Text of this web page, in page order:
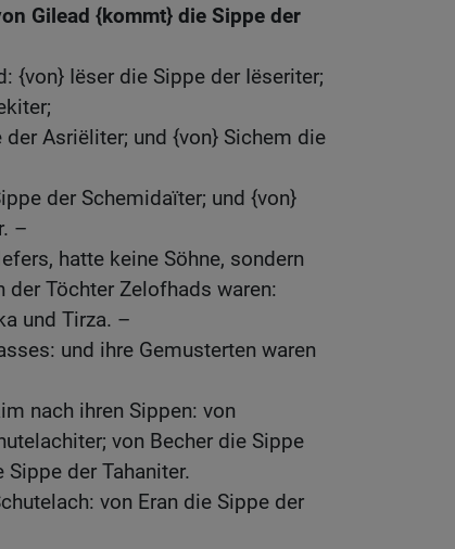
Gilead {kommt} die Sippe der
{von} Iëser die Sippe der Iëseriter;
Asriëliter; und {von} Sichem die
der Schemidaïter; und {von}
–
hatte keine Söhne, sondern
der Töchter Zelofhads waren:
und Tirza. –
und ihre Gemusterten waren
nach ihren Sippen: von
von Becher die Sippe
Sippe der Tahaniter.
von Eran die Sippe der